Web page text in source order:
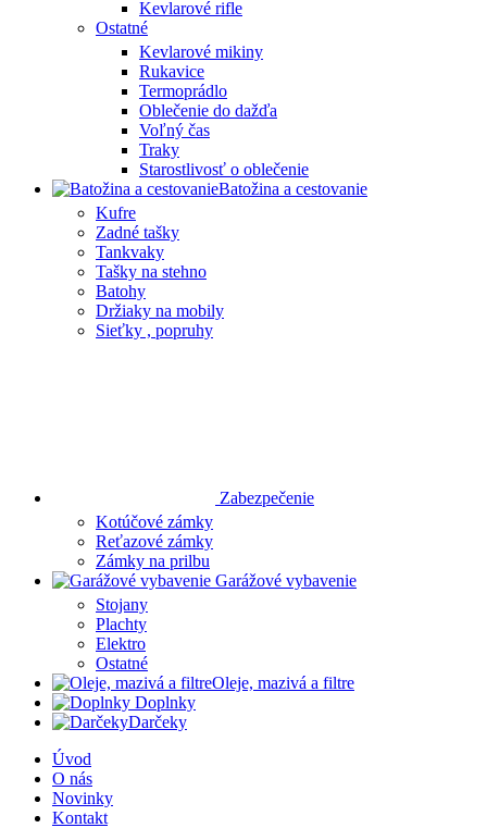
Kevlarové rifle
Ostatné
Kevlarové mikiny
Rukavice
Termoprádlo
Oblečenie do dažďa
Voľný čas
Traky
Starostlivosť o oblečenie
Batožina a cestovanie
Kufre
Zadné tašky
Tankvaky
Tašky na stehno
Batohy
Držiaky na mobily
Sieťky , popruhy
Zabezpečenie
Kotúčové zámky
Reťazové zámky
Zámky na prilbu
Garážové vybavenie
Stojany
Plachty
Elektro
Ostatné
Oleje, mazivá a filtre
Doplnky
Darčeky
Úvod
O nás
Novinky
Kontakt